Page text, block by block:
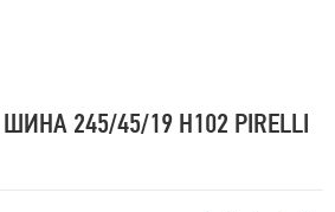
245/45/19 H102 PIRELLI